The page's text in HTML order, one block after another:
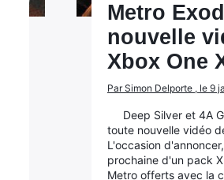
Metro
nouvelle
Xbox One
Par Simon Delporte , le 9
Deep Silver et 4A
toute nouvelle vidéo
L'occasion
prochaine d'un pack
Metro offerts avec la